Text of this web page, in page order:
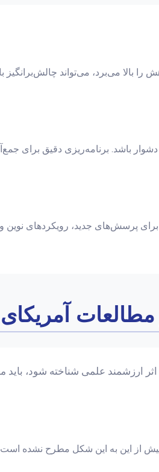
بالا می‌برد، می‌تواند چالش‌برانگیز
برنامه‌ریزی دقیق برای
پرسش‌های جدید، رویکردهای نوین
مطالعات
اثر ارزشمند علمی شناخته شود،
پیش از این به این شکل مطرح نشده